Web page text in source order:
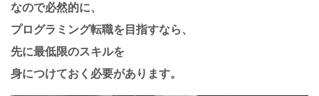
なので必然的に、
プログラミング転職を目指すなら、
先に最低限のスキルを
身につけておく必要があります。